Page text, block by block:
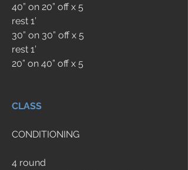
40” on 20” off x 5
rest 1’
30” on 30” off x 5
rest 1’
20” on 40” off x 5
CLASS
CONDITIONING
4 round